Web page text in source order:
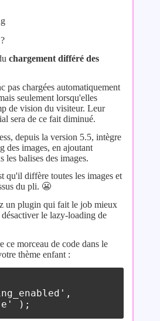
chargement différé des
pas chargées automatiquement
seulement lorsqu'elles
de vision du visiteur. Leur
sera de ce fait diminué.
depuis la version 5.5, intègre
des images, en ajoutant
balises des images.
qu'il diffère toutes les images et
du pli. 😬​
un plugin qui fait le job mieux
le lazy-loading de
morceau de code dans le
thème enfant :
);